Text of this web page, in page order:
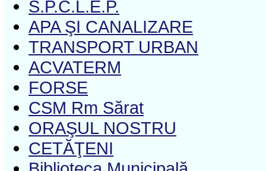
S.P.C.L.E.P.
APA ŞI CANALIZARE
TRANSPORT URBAN
ACVATERM
FORSE
CSM Rm Sărat
ORAŞUL NOSTRU
CETĂŢENI